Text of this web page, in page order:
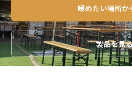
暖めたい場所か
製品を見